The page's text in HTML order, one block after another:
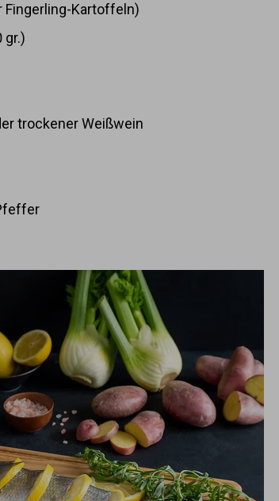
Fingerling-Kartoffeln)
gr.)
trockener Weißwein